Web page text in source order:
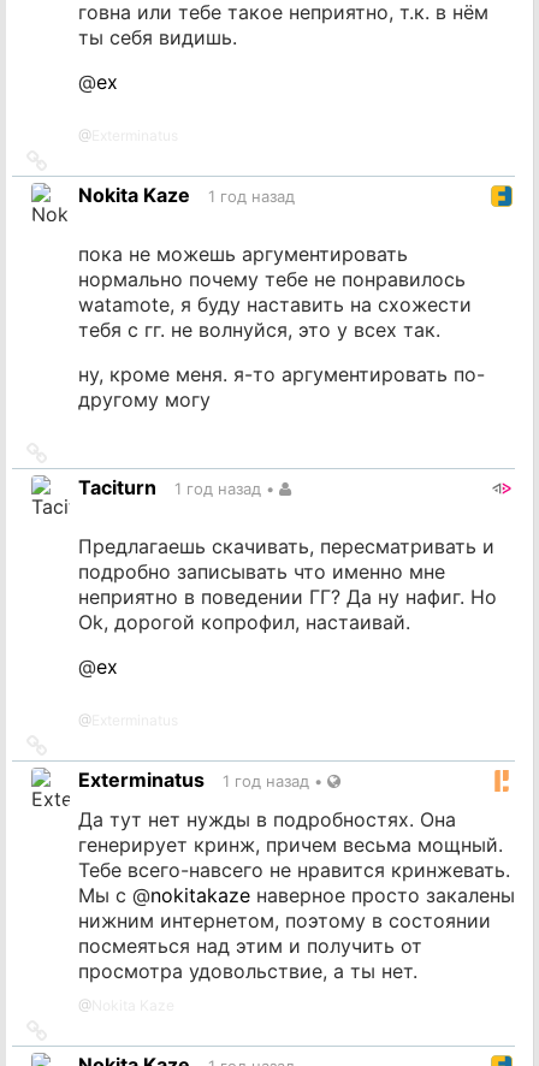
говна или тебе такое неприятно, т.к. в нём
ты себя видишь.
@ex
@
на
источник
Nokita Kaze 1 год назад
пока не можешь аргументировать
нормально почему тебе не понравилось
watamote, я буду наставить на схожести
тебя с гг. не волнуйся, это у всех так.
ну, кроме меня. я-то аргументировать по-
другому могу
на
источник
Taciturn 1 год назад •
Предлагаешь скачивать, пересматривать и
подробно записывать что именно мне
неприятно в поведении ГГ? Да ну нафиг. Но
Ok, дорогой копрофил, настаивай.
@ex
@
на
источник
Exterminatus 1 год назад •
Да тут нет нужды в подробностях. Она
генерирует кринж, причем весьма мощный.
Тебе всего-навсего не нравится кринжевать.
Мы с @nokitakaze наверное просто закалены
нижним интернетом, поэтому в состоянии
посмеяться над этим и получить от
просмотра удовольствие, а ты нет.
@
на